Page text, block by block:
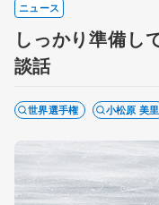
ニュース
しっかり準備
談話
世界選手権 小松原 美里